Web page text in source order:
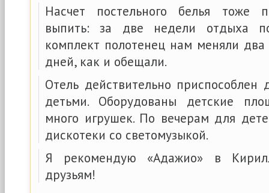
Насчет постельного белья тоже
выпить: за две недели отдыха
комплект полотенец нам меняли два
дней, как и обещали.
Отель действительно
детьми. Оборудованы детские
много игрушек. По вечерам для
дискотеки со светомузыкой.
Я рекомендую «Адажио» в
друзьям!